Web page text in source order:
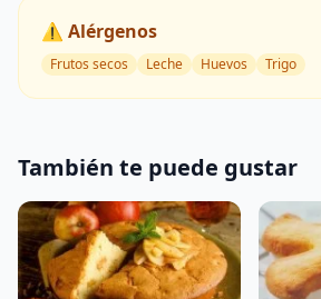
⚠️ Alérgenos
Frutos secos Leche Huevos Trigo
También te puede gustar